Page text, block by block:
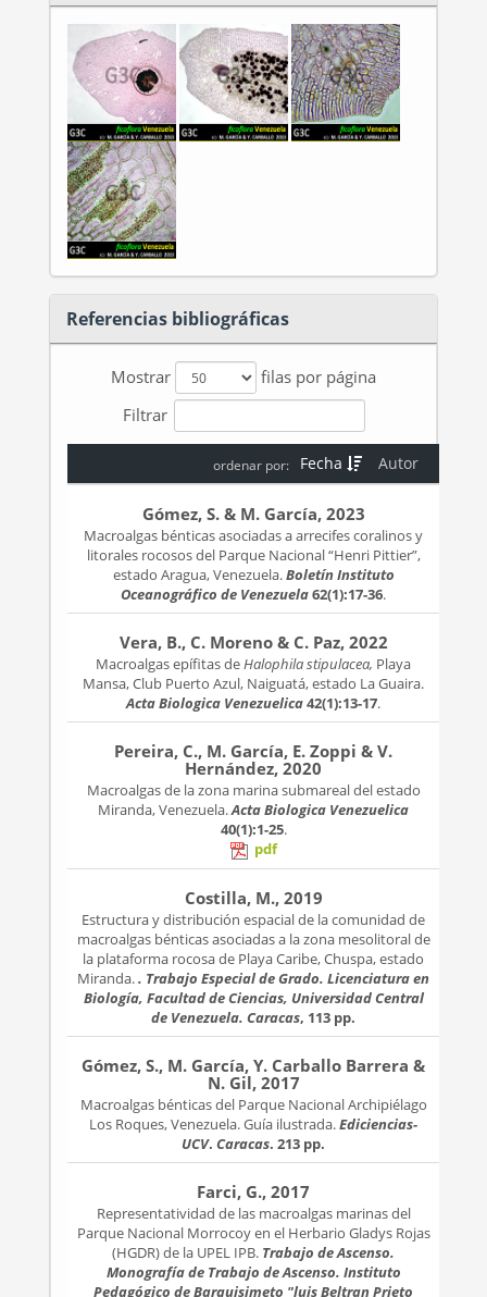
Referencias bibliográficas
Mostrar
filas por página
Filtrar
Autor
Fecha
ordenar por:
Gómez, S. & M. García, 2023
Macroalgas bénticas asociadas a arrecifes coralinos y
litorales rocosos del Parque Nacional “Henri Pittier”,
estado Aragua, Venezuela.Boletín Instituto
Oceanográfico de Venezuela62(1):17-36.
Vera, B., C. Moreno & C. Paz, 2022
Macroalgas epífitas deHalophila stipulacea, Playa
Mansa, Club Puerto Azul, Naiguatá, estado La Guaira.
Acta Biologica Venezuelica42(1):13-17.
Pereira, C., M. García, E. Zoppi & V.
Hernández, 2020
Macroalgas de la zona marina submareal del estado
Miranda, Venezuela.Acta Biologica Venezuelica
40(1):1-25.
pdf
Costilla, M., 2019
Estructura y distribución espacial de la comunidad de
macroalgas bénticas asociadas a la zona mesolitoral de
la plataforma rocosa de Playa Caribe, Chuspa, estado
Miranda.. Trabajo Especial de Grado. Licenciatura en
Biología, Facultad de Ciencias, Universidad Central
de Venezuela. Caracas, 113 pp.
Gómez, S., M. García, Y. Carballo Barrera &
N. Gil, 2017
Macroalgas bénticas del Parque Nacional Archipiélago
Los Roques, Venezuela. Guía ilustrada.Ediciencias-
UCV. Caracas. 213 pp.
Farci, G., 2017
Representatividad de las macroalgas marinas del
Parque Nacional Morrocoy en el Herbario Gladys Rojas
(HGDR) de la UPEL IPB. Trabajo de Ascenso.
Monografía de Trabajo de Ascenso. Instituto
Pedagógico de Barquisimeto "luis Beltran Prieto